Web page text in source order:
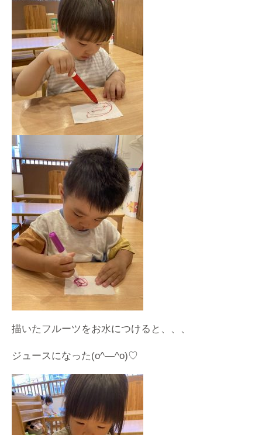
描いたフルーツをお水につけると、、、
ジュースになった(o^―^o)♡